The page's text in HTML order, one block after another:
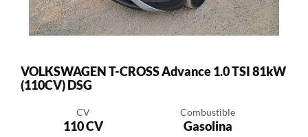
VOLKSWAGEN T-CROSS Advance 1.0 TSI 81kW
(110CV) DSG
CV
110 CV
Combustible
Gasolina